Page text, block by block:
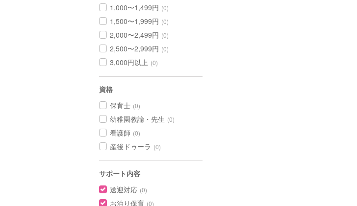
1,000〜1,499円 (0)
1,500〜1,999円 (0)
2,000〜2,499円 (0)
2,500〜2,999円 (0)
3,000円以上 (0)
資格
保育士 (0)
幼稚園教諭・先生 (0)
看護師 (0)
産後ドゥーラ (0)
サポート内容
送迎対応 (0)
お泊り保育 (0)